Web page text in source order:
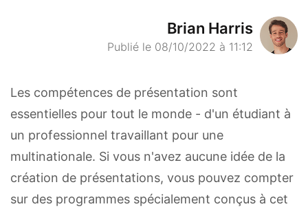
Brian Harris
Publié le 08/10/2022 à 11:12
Les compétences de présentation sont
essentielles pour tout le monde - d'un étudiant à
un professionnel travaillant pour une
multinationale. Si vous n'avez aucune idée de la
création de présentations, vous pouvez compter
sur des programmes spécialement conçus à cet